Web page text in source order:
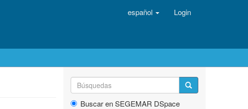
español Login
Buscar en SEGEMAR DSpace